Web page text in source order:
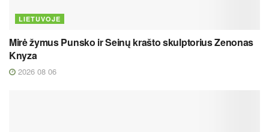
LIETUVOJE
Mirė žymus Punsko ir Seinų krašto skulptorius Zenonas
Knyza
2026 08 06